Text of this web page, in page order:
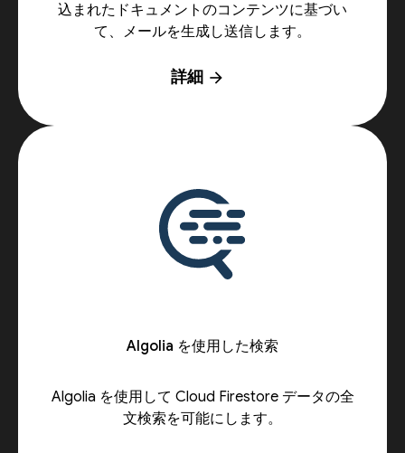
込まれたドキュメントのコンテンツに基づい
て、メールを生成し送信します。
詳細 arrow_forward
Algolia を使用した検索
Algolia を使用して Cloud Firestore データの全
文検索を可能にします。